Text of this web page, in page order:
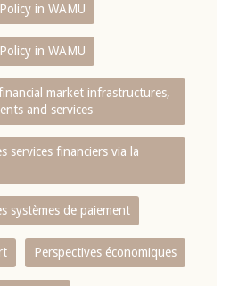
in WAMU
in WAMU
market infrastructures,
and services
services financiers via la
systèmes de paiement
Perspectives économiques